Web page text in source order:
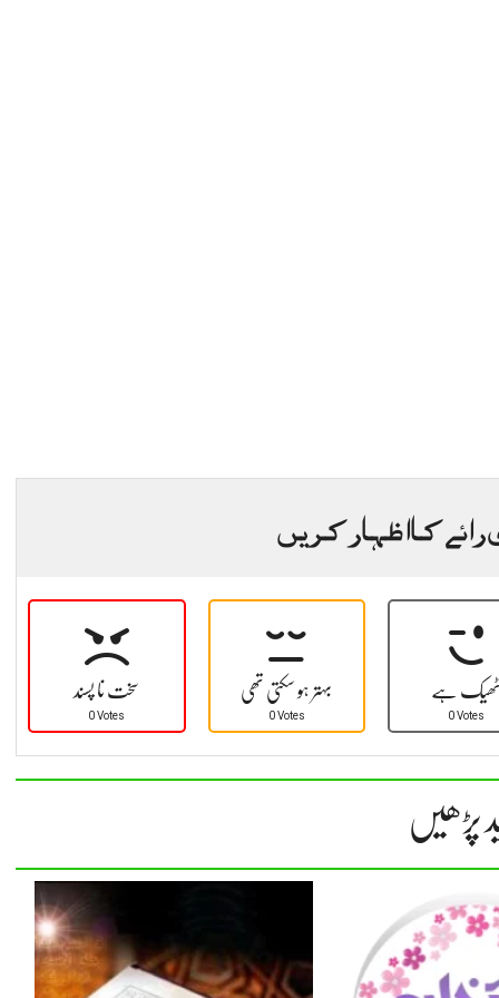
کا اظہار کریں
سخت نا پسند
0 Votes
بہتر ہو سکتی تھی
0 Votes
ہے
0 Votes
پڑھیں